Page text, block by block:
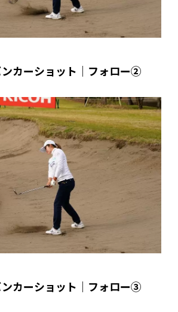
カーショット｜フォロー②
カーショット｜フォロー③